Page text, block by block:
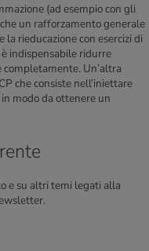
(ad esempio con gli
un rafforzamento generale
rieducazione con esercizi di
indispensabile ridurre
Un’altra
che consiste nell’iniettare
modo da ottenere un
e su altri temi legati alla